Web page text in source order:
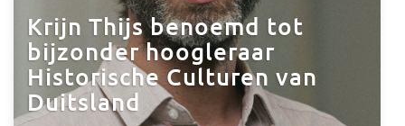
Krijn Thijs benoemd tot
bijzonder hoogleraar
Historische Culturen van
Duitsland